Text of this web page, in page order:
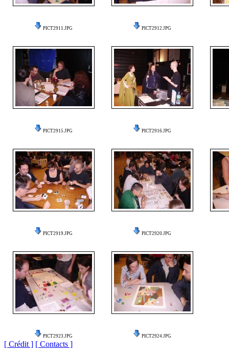
PICT2911.JPG PICT2912.JPG
PICT2915.JPG PICT2916.JPG
PICT2919.JPG PICT2920.JPG
PICT2923.JPG PICT2924.JPG
[ Crédit ] [ Contacts ]